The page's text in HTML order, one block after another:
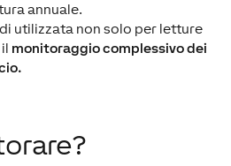
annuale.
utilizzata non solo per letture
monitoraggio complessivo dei